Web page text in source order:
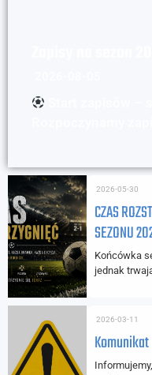
CZAS
SEZONU
2026-05-30
Końcówka
jednak
Komunikat
2026-03-11